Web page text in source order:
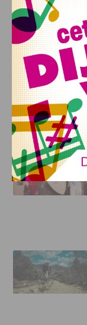
LE DFCO
SAISON